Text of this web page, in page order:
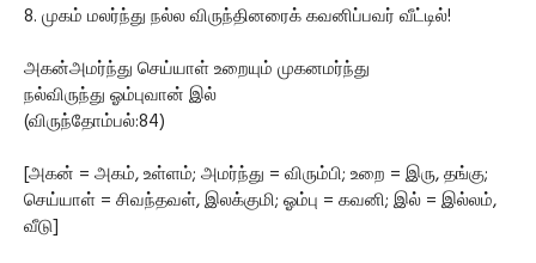
8. முகம் மலர்ந்து நல்ல விருந்தினரைக் கவனிப்பவர் வீட்டில்!
அகன்அமர்ந்து செய்யாள் உறையும் முகனமர்ந்து
நல்விருந்து ஓம்புவான் இல்
(விருந்தோம்பல்:84)
[அகன் = அகம், உள்ளம்; அமர்ந்து = விரும்பி; உறை = இரு, தங்கு;
செய்யாள் = சிவந்தவள், இலக்குமி; ஓம்பு = கவனி; இல் = இல்லம்,
வீடு]